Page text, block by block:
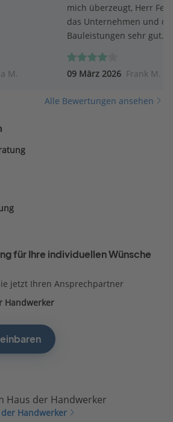
M.
mich überzeugt, Herr Feil
das Unternehmen und
Bauleistungen sehr gut
Leistungsverhältnis ist für
mich sehr gut, natürlich
ausführliche Bewertung
09 März 2026 Frank M.
Alle Bewertungen ansehen
für Ihre individuellen Wünsche
jetzt Ihren Ansprechpartner
Handwerker
Haus der Handwerker
Handwerker